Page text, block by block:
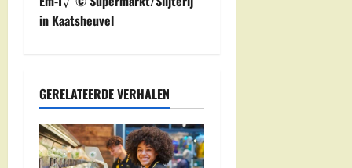
r
c
h
t
in Kaatsheuvel
GERELATEERDE VERHALEN